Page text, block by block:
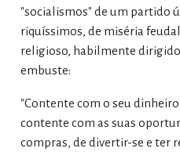
"socialismos" de um partido
riquíssimos, de miséria
religioso, habilmente
embuste:
"Contente com o seu
contente com as suas
compras, de divertir-se e ter